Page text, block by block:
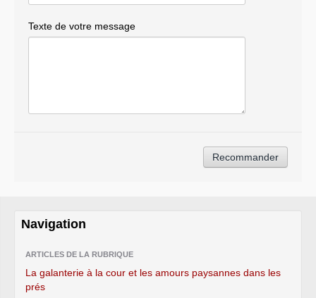
Texte de votre message
Navigation
ARTICLES DE LA RUBRIQUE
La galanterie à la cour et les amours paysannes dans les
prés